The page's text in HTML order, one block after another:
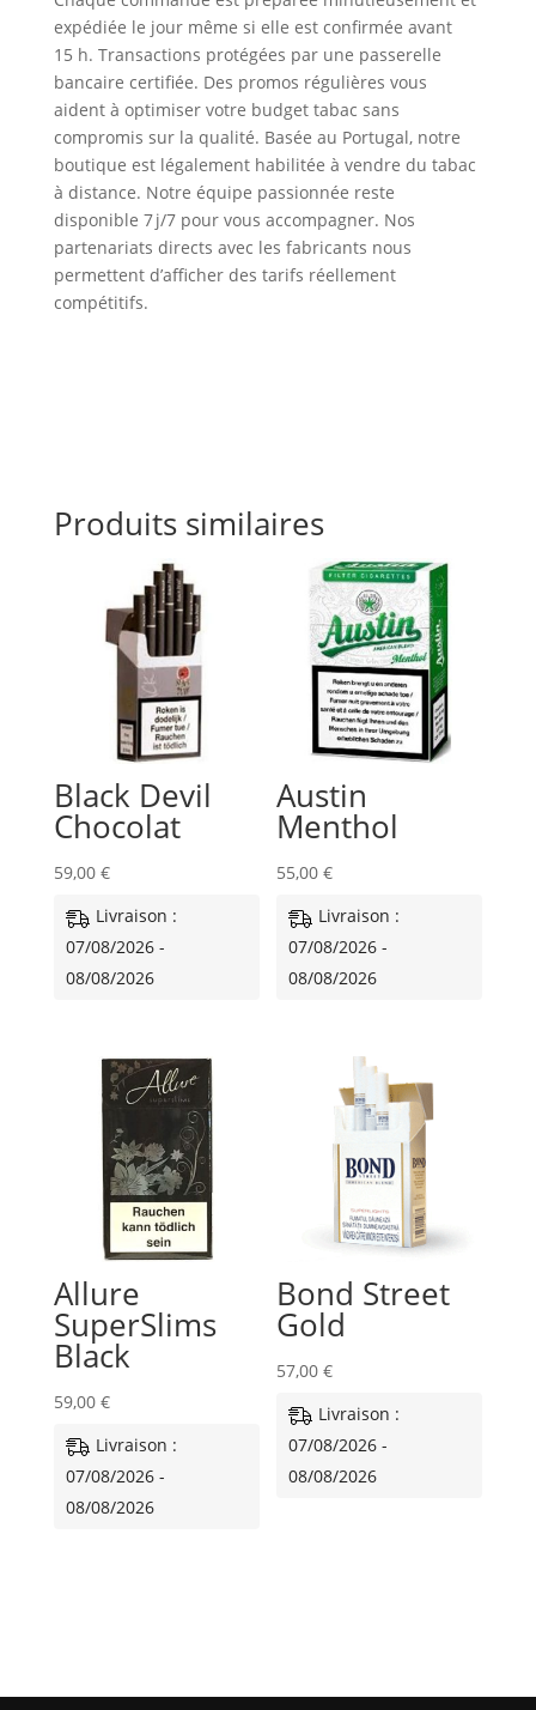
expédiée le jour même si elle est confirmée avant
15 h. Transactions protégées par une passerelle
bancaire certifiée. Des promos régulières vous
aident à optimiser votre budget tabac sans
compromis sur la qualité. Basée au Portugal, notre
boutique est légalement habilitée à vendre du tabac
à distance. Notre équipe passionnée reste
disponible 7 j/7 pour vous accompagner. Nos
partenariats directs avec les fabricants nous
permettent d’afficher des tarifs réellement
compétitifs.
Produits similaires
Black Devil
Chocolat
59,00 €
Livraison :
07/08/2026 -
08/08/2026
Austin
Menthol
55,00€
Livraison :
07/08/2026 -
08/08/2026
Allure
SuperSlims
Black
59,00 €
Livraison :
07/08/2026 -
08/08/2026
Bond Street
Gold
57,00€
Livraison :
07/08/2026 -
08/08/2026